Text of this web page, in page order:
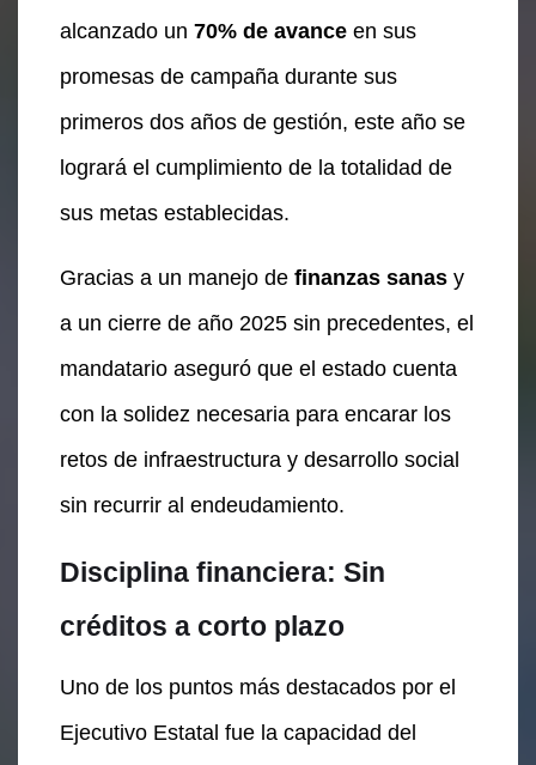
alcanzado un 70% de avance en sus
promesas de campaña durante sus
primeros dos años de gestión, este año se
logrará el cumplimiento de la totalidad de
sus metas establecidas.
Gracias a un manejo de finanzas sanas y
a un cierre de año 2025 sin precedentes, el
mandatario aseguró que el estado cuenta
con la solidez necesaria para encarar los
retos de infraestructura y desarrollo social
sin recurrir al endeudamiento.
Disciplina financiera: Sin
créditos a corto plazo
Uno de los puntos más destacados por el
Ejecutivo Estatal fue la capacidad del